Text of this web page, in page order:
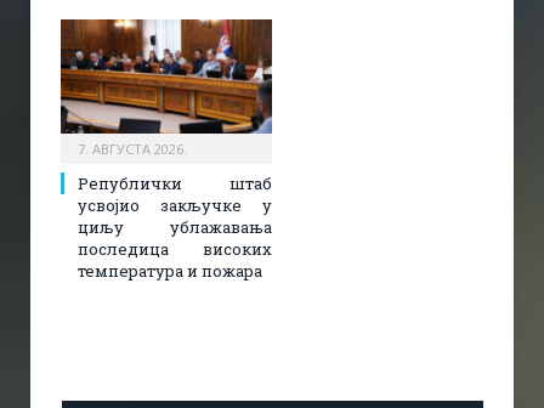
7. АВГУСТА 2026.
Републички штаб
усвојио закључке у
циљу ублажавања
последица високих
температура и пожара​